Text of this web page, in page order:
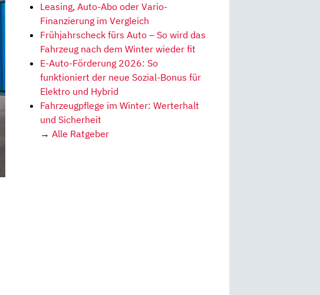
Leasing, Auto-Abo oder Vario-
Finanzierung im Vergleich
Frühjahrscheck fürs Auto – So wird das
Fahrzeug nach dem Winter wieder fit
E-Auto-Förderung 2026: So
funktioniert der neue Sozial-Bonus für
Elektro und Hybrid
Fahrzeugpflege im Winter: Werterhalt
und Sicherheit
→ Alle Ratgeber